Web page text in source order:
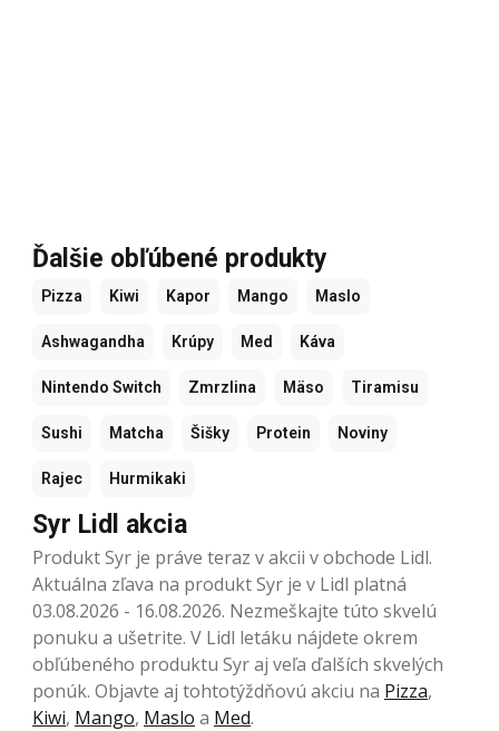
Ďalšie obľúbené produkty
Pizza Kiwi Kapor Mango Maslo
Ashwagandha Krúpy Med Káva
Nintendo Switch Zmrzlina Mäso Tiramisu
Sushi Matcha Šišky Protein Noviny
Rajec Hurmikaki
Syr Lidl akcia
Produkt Syr je práve teraz v akcii v obchode Lidl.
Aktuálna zľava na produkt Syr je v Lidl platná
03.08.2026 - 16.08.2026. Nezmeškajte túto skvelú
ponuku a ušetrite. V Lidl letáku nájdete okrem
obľúbeného produktu Syr aj veľa ďalších skvelých
ponúk. Objavte aj tohtotýždňovú akciu na Pizza,
Kiwi, Mango, Maslo a Med.